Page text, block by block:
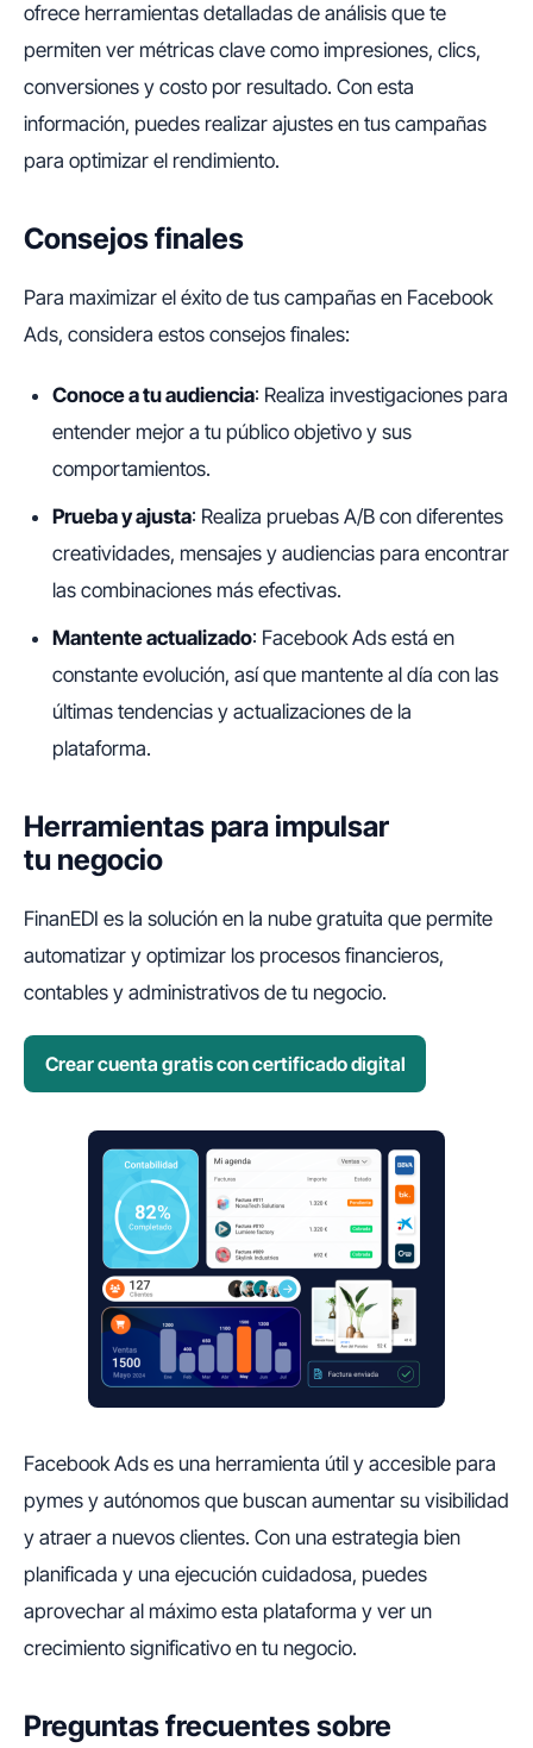
ofrece herramientas detalladas de análisis que te
permiten ver métricas clave como impresiones, clics,
conversiones y costo por resultado. Con esta
información, puedes realizar ajustes en tus campañas
para optimizar el rendimiento.
Consejos finales
Para maximizar el éxito de tus campañas en Facebook
Ads, considera estos consejos finales:
Conoce a tu audiencia: Realiza investigaciones para
entender mejor a tu público objetivo y sus
comportamientos.
Prueba y ajusta: Realiza pruebas A/B con diferentes
creatividades, mensajes y audiencias para encontrar
las combinaciones más efectivas.
Mantente actualizado: Facebook Ads está en
constante evolución, así que mantente al día con las
últimas tendencias y actualizaciones de la
plataforma.
Herramientas para impulsar
tu negocio
FinanEDI es la solución en la nube gratuita que permite
automatizar y optimizar los procesos financieros,
contables y administrativos de tu negocio.
Crear cuenta gratis con certificado digital
Facebook Ads es una herramienta útil y accesible para
pymes y autónomos que buscan aumentar su visibilidad
y atraer a nuevos clientes. Con una estrategia bien
planificada y una ejecución cuidadosa, puedes
aprovechar al máximo esta plataforma y ver un
crecimiento significativo en tu negocio.
Preguntas frecuentes sobre